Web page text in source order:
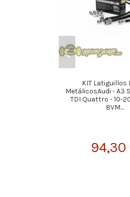
KIT Latiguillos
MetálicosAudi - A3
TDI Quattro - 10-
8VM...
94,30